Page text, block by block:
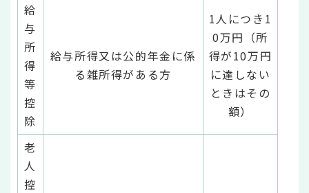
給
与
所
得
等
控
除
給与所得又は公的年金に係
る雑所得がある方
1人につき1
0万円（所
得が10万円
に達しない
ときはその
額）
老
人
控